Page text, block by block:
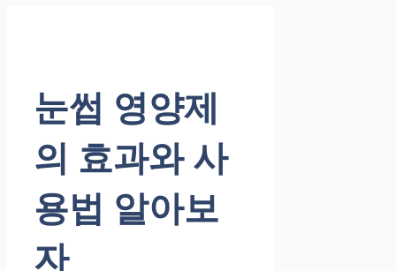
눈썹 영양제
의 효과와 사
용법 알아보
자